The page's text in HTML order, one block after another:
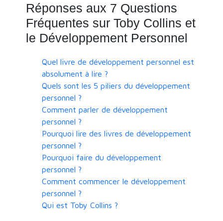
Réponses aux 7 Questions
Fréquentes sur Toby Collins et
le Développement Personnel
Quel livre de développement personnel est
absolument à lire ?
Quels sont les 5 piliers du développement
personnel ?
Comment parler de développement
personnel ?
Pourquoi lire des livres de développement
personnel ?
Pourquoi faire du développement
personnel ?
Comment commencer le développement
personnel ?
Qui est Toby Collins ?